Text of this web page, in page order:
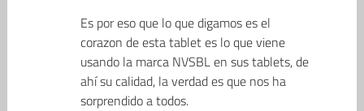
Es por eso que lo que digamos es el
corazon de esta tablet es lo que viene
usando la marca NVSBL en sus tablets, de
ahí su calidad, la verdad es que nos ha
sorprendido a todos.